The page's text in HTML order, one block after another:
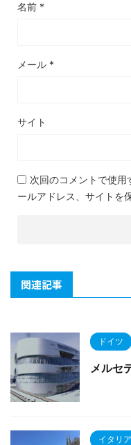
名前 *
メール *
サイト
次回のコメントで使用
ールアドレス、サイトを
関連記事
ドイツ
メルセ
イタリア